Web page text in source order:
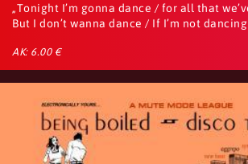
„Tonight I’m gonna dance / for all that
But I don’t wanna dance / If I’m not
AK: 6.00 €